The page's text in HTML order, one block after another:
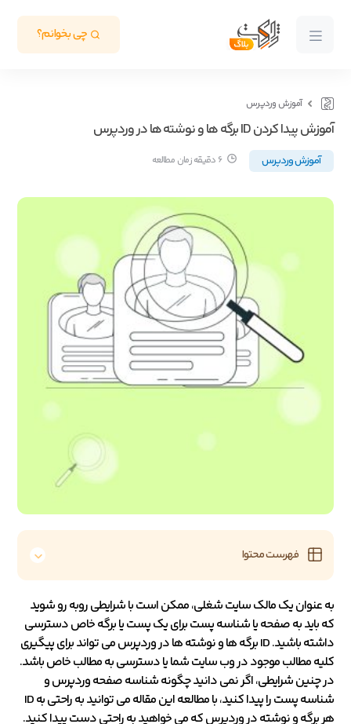
چی بخوانم؟
آموزش وردپرس
آموزش پیدا کردن ID برگه ها و نوشته ها در وردپرس
آموزش وردپرس 6 دقیقه زمان مطالعه
فهرست محتوا
به عنوان یک مالک سایت شغلی، ممکن است با شرایطی روبه رو شوید
که باید به صفحه یا شناسه پست برای یک پست یا برگه خاص دسترسی
داشته باشید. ID برگه ها و نوشته ها در وردپرس می تواند برای پیگیری
کلیه مطالب موجود در وب سایت شما یا دسترسی به مطالب خاص باشد.
در چنین شرایطی، اگر نمی دانید چگونه شناسه صفحه وردپرس و
شناسه پست را پیدا کنید، با مطالعه این مقاله می توانید به راحتی به ID
هر برگه و نوشته در وردپرس که می خواهید به راحتی دست پیدا کنید.